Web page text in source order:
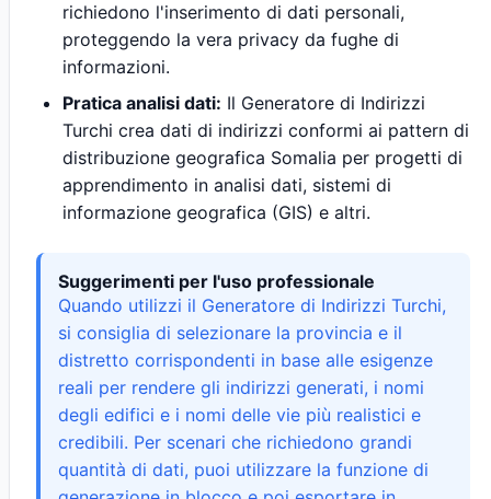
richiedono l'inserimento di dati personali,
proteggendo la vera privacy da fughe di
informazioni.
Pratica analisi dati: Il Generatore di Indirizzi
Turchi crea dati di indirizzi conformi ai pattern di
distribuzione geografica Somalia per progetti di
apprendimento in analisi dati, sistemi di
informazione geografica (GIS) e altri.
Suggerimenti per l'uso professionale
Quando utilizzi il Generatore di Indirizzi Turchi,
si consiglia di selezionare la provincia e il
distretto corrispondenti in base alle esigenze
reali per rendere gli indirizzi generati, i nomi
degli edifici e i nomi delle vie più realistici e
credibili. Per scenari che richiedono grandi
quantità di dati, puoi utilizzare la funzione di